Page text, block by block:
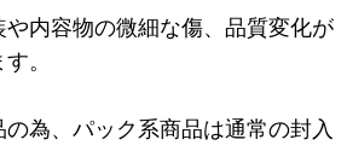
内容物の微細な傷、品質変化が
。
為、パック系商品は通常の封入